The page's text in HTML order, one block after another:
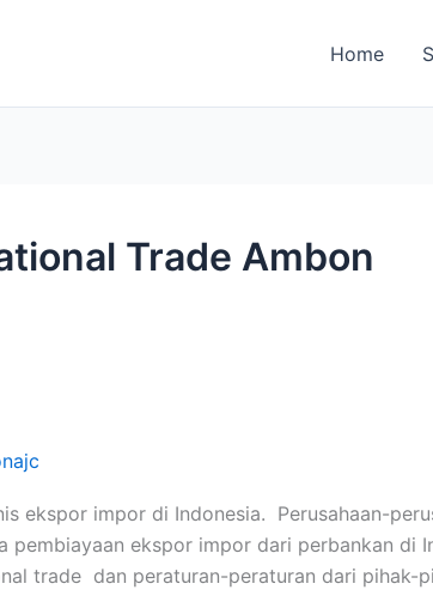
Home
Trade Ambon
ekspor impor di Indonesia. Perusahaan-
ekspor impor dari perbankan di
trade dan peraturan-peraturan dari pihak-